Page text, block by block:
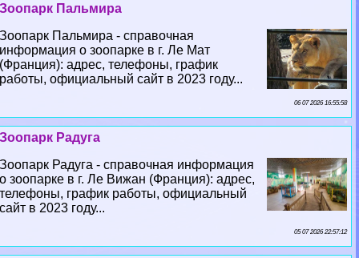
Зоопарк Пальмира
Зоопарк Пальмира - справочная
информация о зоопарке в г. Ле Мат
(Франция): адрес, телефоны, график
работы, официальный сайт в 2023 году...
06 07 2026 16:55:58
Зоопарк Радуга
Зоопарк Радуга - справочная информация
о зоопарке в г. Ле Вижан (Франция): адрес,
телефоны, график работы, официальный
сайт в 2023 году...
05 07 2026 22:57:12